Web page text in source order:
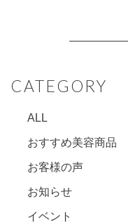
CATEGORY
ALL
おすすめ美容商品
お客様の声
お知らせ
イベント